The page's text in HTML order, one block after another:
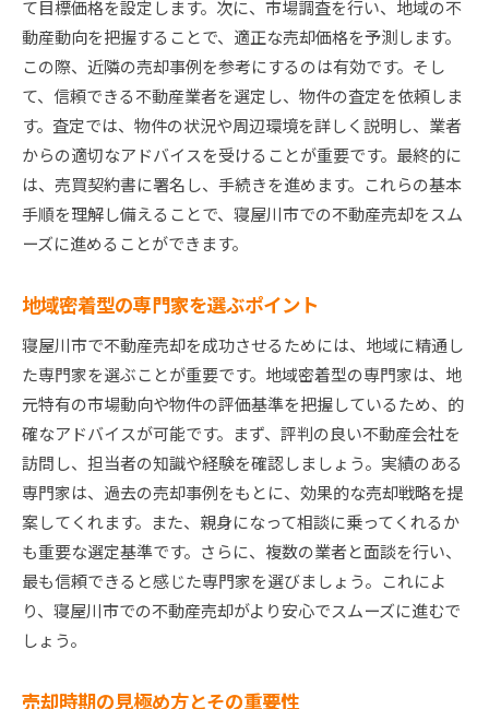
最新の市場レポートを活用する方法
効果的な売却戦略で寝屋川市の不動産価値を最大化
する方法
ターゲットバイヤーの特定と魅力的な提案
内覧会での効果的な演出法
価格交渉での成功するためのテクニック
イメージアップのためのリフォーム術
オンライン広告を最大限に活用する方法
確定申告で税務リスクを回避し寝屋川市の売却利益
を守る
不動産売却に関する税法の基本
減税を受けるための条件と手続き
売却益に対する税率と計算方法
確定申告で注意すべき書類と提出時期
専門家に頼むべきか自分で行うべきか
過去の事例で学ぶ税務対策のポイント
寝屋川市で不動産売却を成功させるための税務上の
ポイント
て目標価格を設定します。次に、市場調査を行い、地域の不
動産動向を把握することで、適正な売却価格を予測します。
この際、近隣の売却事例を参考にするのは有効です。そし
て、信頼できる不動産業者を選定し、物件の査定を依頼しま
す。査定では、物件の状況や周辺環境を詳しく説明し、業者
からの適切なアドバイスを受けることが重要です。最終的に
は、売買契約書に署名し、手続きを進めます。これらの基本
手順を理解し備えることで、寝屋川市での不動産売却をスム
ーズに進めることができます。
地域密着型の専門家を選ぶポイント
寝屋川市で不動産売却を成功させるためには、地域に精通し
た専門家を選ぶことが重要です。地域密着型の専門家は、地
元特有の市場動向や物件の評価基準を把握しているため、的
確なアドバイスが可能です。まず、評判の良い不動産会社を
訪問し、担当者の知識や経験を確認しましょう。実績のある
専門家は、過去の売却事例をもとに、効果的な売却戦略を提
案してくれます。また、親身になって相談に乗ってくれるか
も重要な選定基準です。さらに、複数の業者と面談を行い、
最も信頼できると感じた専門家を選びましょう。これによ
り、寝屋川市での不動産売却がより安心でスムーズに進むで
しょう。
売却時期の見極め方とその重要性